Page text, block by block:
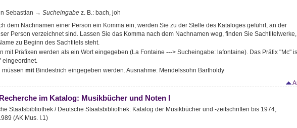
Sebastian → Sucheingabez. B.: bach, joh
dem Nachnamen einer Person ein Komma ein, werden Sie zu der Stelle des Kataloges geführt, an der
Person verzeichnet sind. Lassen Sie das Komma nach dem Nachnamen weg, finden Sie Sachtitelwerke,
zu Beginn des Sachtitels steht.
mit Präfixen werden als ein Wort eingegeben (La Fontaine ---> Sucheingabe: lafontaine). Das Präfix "Mc"
eingeordnet.
müssen mitBindestrich eingegeben werden. Ausnahme: Mendelssohn Bartholdy
im Katalog: Musikbücher und Noten I
Staatsbibliothek / Deutsche Staatsbibliothek: Katalog der Musikbücher und -zeitschriften bis 1974,
(AK Mus. I.1)